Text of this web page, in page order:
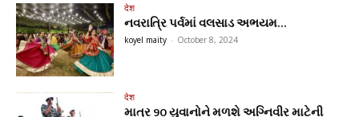
देश
નવરાત્રિ પર્વમાં વલસાડ અભયમ…
koyel maity - October 8, 2024
देश
માત્ર 90 યુવાનોને મળશે અગ્નિવીર માટેની